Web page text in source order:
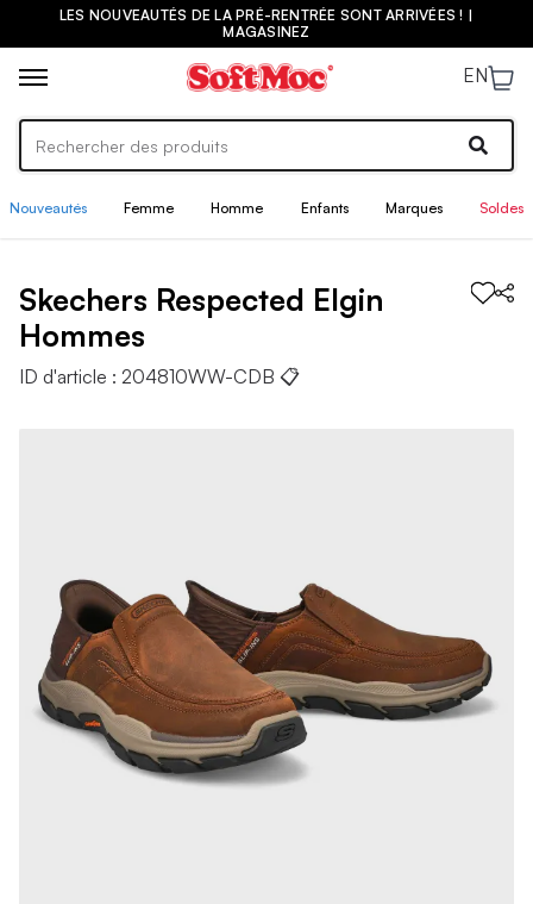
LES NOUVEAUTÉS DE LA PRÉ-RENTRÉE SONT ARRIVÉES ! |
MAGASINEZ
EN
Nouveautés Femme Homme Enfants Marques Soldes
Skechers Respected Elgin
Hommes
ID d'article : 204810WW-CDB 📋